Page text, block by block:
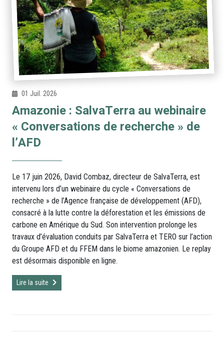
01 Juil. 2026
Amazonie : SalvaTerra au webinaire
« Conversations de recherche » de
l’AFD
Le 17 juin 2026, David Combaz, directeur de SalvaTerra, est
intervenu lors d’un webinaire du cycle « Conversations de
recherche » de l’Agence française de développement (AFD),
consacré à la lutte contre la déforestation et les émissions de
carbone en Amérique du Sud. Son intervention prolonge les
travaux d’évaluation conduits par SalvaTerra et TERO sur l’action
du Groupe AFD et du FFEM dans le biome amazonien. Le replay
est désormais disponible en ligne.
Lire la suite